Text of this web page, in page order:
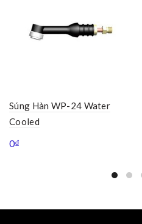
Súng Hàn WP-24 Water
Cooled
0₫